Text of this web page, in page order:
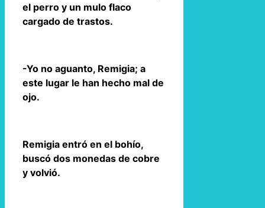
el perro y un mulo flaco
cargado de trastos.
-Yo no aguanto, Remigia; a
este lugar le han hecho mal de
ojo.
Remigia entró en el bohío,
buscó dos monedas de cobre
y volvió.